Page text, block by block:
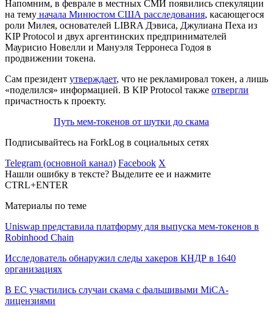
Напомним, в феврале в местных СМИ появились спекуляции
на тему начала Минюстом США расследования, касающегося
роли Милея, основателей LIBRA Дэвиса, Джулиана Пеха из
KIP Protocol и двух аргентинских предпринимателей
Маурисио Новелли и Мануэля Терронеса Годоя в
продвижении токена.
Сам президент утверждает, что не рекламировал токен, а лишь
«поделился» информацией. В KIP Protocol также отвергли
причастность к проекту.
Путь мем-токенов от шутки до скама
Подписывайтесь на ForkLog в социальных сетях
Telegram (основной канал) Facebook X
Нашли ошибку в тексте? Выделите ее и нажмите
CTRL+ENTER
Материалы по теме
Uniswap представила платформу для выпуска мем-токенов в
Robinhood Chain
Исследователь обнаружил следы хакеров КНДР в 1640
организациях
В ЕС участились случаи скама с фальшивыми MiCA-
лицензиями